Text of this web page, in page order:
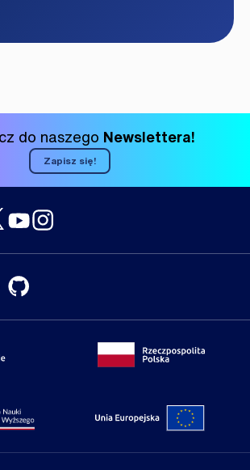
do naszego Newslettera!
Zapisz się!
Europejskie Portal
Nauki i Szkolnictwa WyższegoPortal